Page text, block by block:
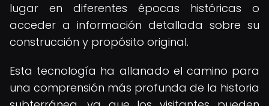
lugar en diferentes épocas históricas o
acceder a información detallada sobre su
construcción y propósito original.
Esta tecnología ha allanado el camino para
una comprensión más profunda de la historia